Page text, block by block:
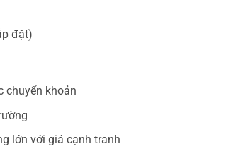
đặt)
chuyển khoản
lớn với giá cạnh tranh